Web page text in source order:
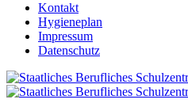
Kontakt
Hygieneplan
Impressum
Datenschutz